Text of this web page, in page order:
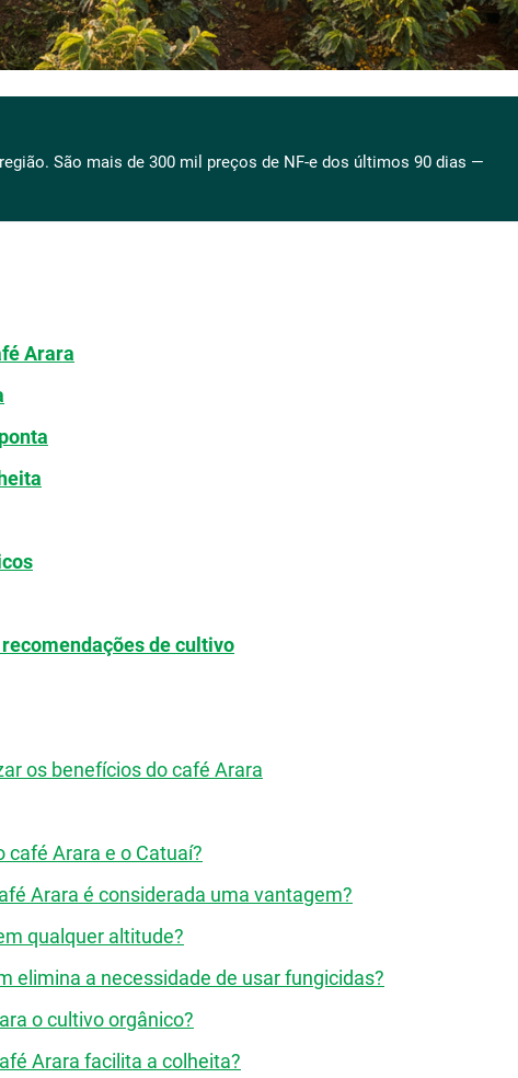
São mais de 300 mil preços de NF-e dos últimos 90 dias —
Arara
de cultivo
os benefícios do café Arara
café Arara e o Catuaí?
Arara é considerada uma vantagem?
qualquer altitude?
elimina a necessidade de usar fungicidas?
o cultivo orgânico?
Arara facilita a colheita?